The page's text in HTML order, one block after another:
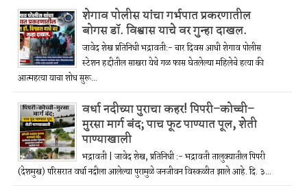
शेगाव पोलीस यांचा गर्भपात प्रकरणातील
बोगस डॉ. विश्वास याचे वर गुन्हा दाखल.
जावेद शेख प्रतिनिधी भद्रावती:- चार दिवस आधी शेगाव पोलीस
स्टेशन हद्दीतील साखरा येथे गळ फास घेतलेल्या महिलेचे हत्या की
आत्महत्या याचा शोध सुरू...
वर्धा नदीच्या पुराचा कहर! पिपरी–कोच्ची–
मुरसा मार्ग बंद; पाच फूट पाण्यात पूल, शेती
पाण्याखाली
भद्रावती | जावेद शेख, प्रतिनिधी :- भद्रावती तालुक्यातील पिपरी
(देशमुख) परिसरात वर्धा नदीला आलेल्या पुरामुळे जनजीवन विस्कळीत झाले आहे. दि. ३...